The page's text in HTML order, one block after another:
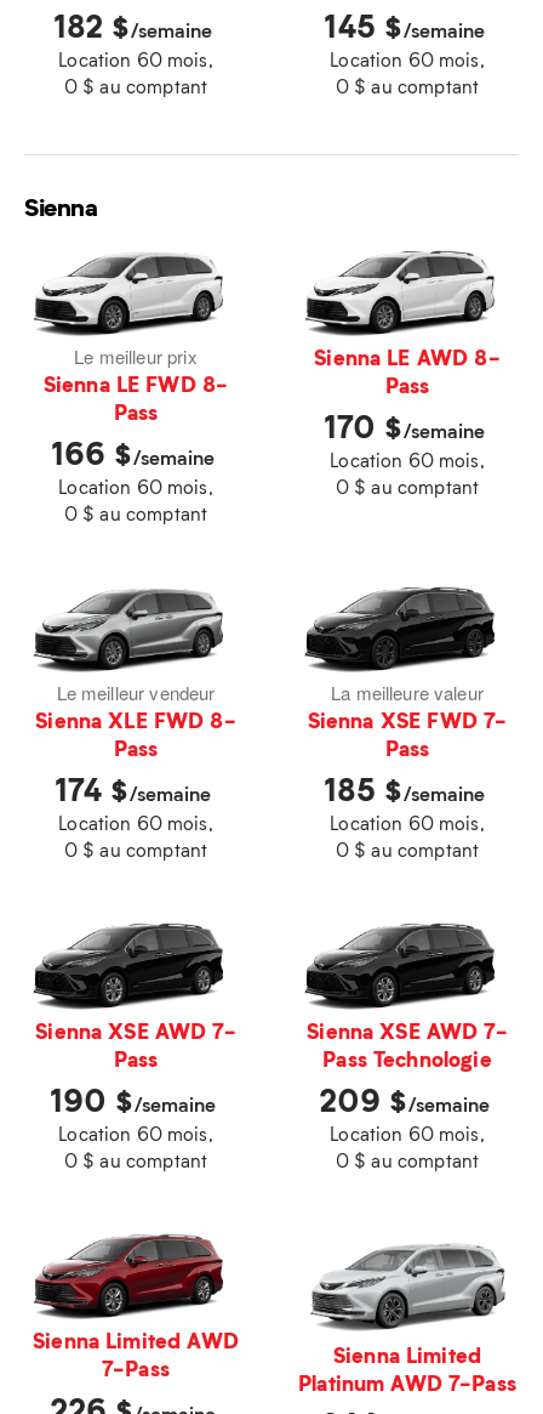
182 $/semaine
Location 60 mois,
0 $ au comptant
145 $/semaine
Location 60 mois,
0 $ au comptant
Sienna
Le meilleur prix
Sienna LE FWD 8-
Pass
166 $/semaine
Location 60 mois,
0 $ au comptant
Sienna LE AWD 8-
Pass
170 $/semaine
Location 60 mois,
0 $ au comptant
Le meilleur vendeur
Sienna XLE FWD 8-
Pass
174 $/semaine
Location 60 mois,
0 $ au comptant
La meilleure valeur
Sienna XSE FWD 7-
Pass
185 $/semaine
Location 60 mois,
0 $ au comptant
Sienna XSE AWD 7-
Pass
190 $/semaine
Location 60 mois,
0 $ au comptant
Sienna XSE AWD 7-
Pass Technologie
209 $/semaine
Location 60 mois,
0 $ au comptant
Sienna Limited AWD
7-Pass
Sienna Limited
Platinum AWD 7-Pass